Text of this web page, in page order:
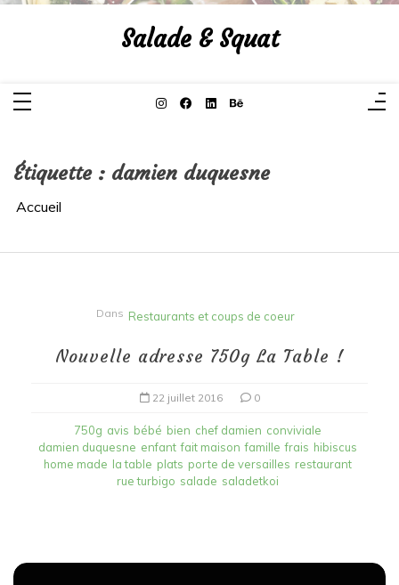
Aller
Salade & Squat
Étiquette : damien duquesne
Accueil
Dans Restaurants et coups de coeur
Nouvelle adresse 750g La Table !
22 juillet 2016 0
750g avis bébé bien chef damien conviviale
damien duquesne enfant fait maison famille frais hibiscus
home made la table plats porte de versailles restaurant
rue turbigo salade saladetkoi